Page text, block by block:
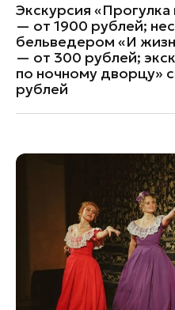
Экскурсия
— от 1900 рублей;
бельведером «И
— от 300 рублей;
по ночному дворцу»
рублей